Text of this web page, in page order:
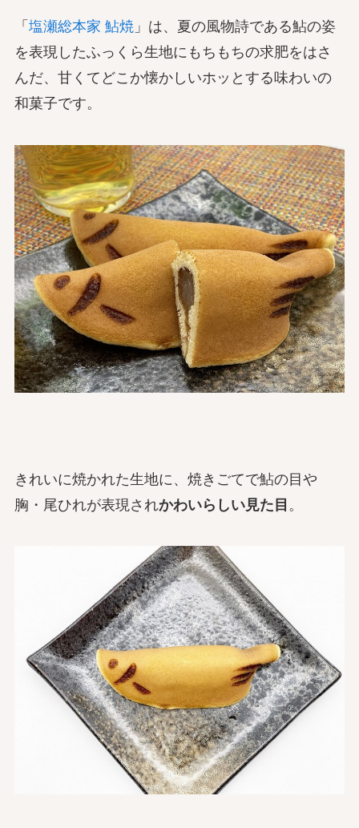
「 塩瀬総本家 鮎焼」は、夏の風物詩である鮎の姿
を表現したふっくら生地にもちもちの求肥をはさ
んだ、甘くてどこか懐かしいホッとする味わいの
和菓子です。
きれいに焼かれた生地に、焼きごてで鮎の目や
胸・尾ひれが表現されかわいらしい見た目 。